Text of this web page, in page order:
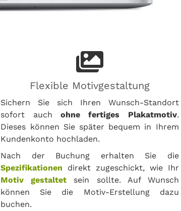
Flexible Motivgestaltung
Sichern Sie sich Ihren Wunsch-Standort
sofort auch ohne fertiges Plakatmotiv.
Dieses können Sie später bequem in Ihrem
Kundenkonto hochladen.
Nach der Buchung erhalten Sie die
Spezifikationen direkt zugeschickt, wie Ihr
Motiv gestaltet sein sollte. Auf Wunsch
können Sie die Motiv-Erstellung dazu
buchen.